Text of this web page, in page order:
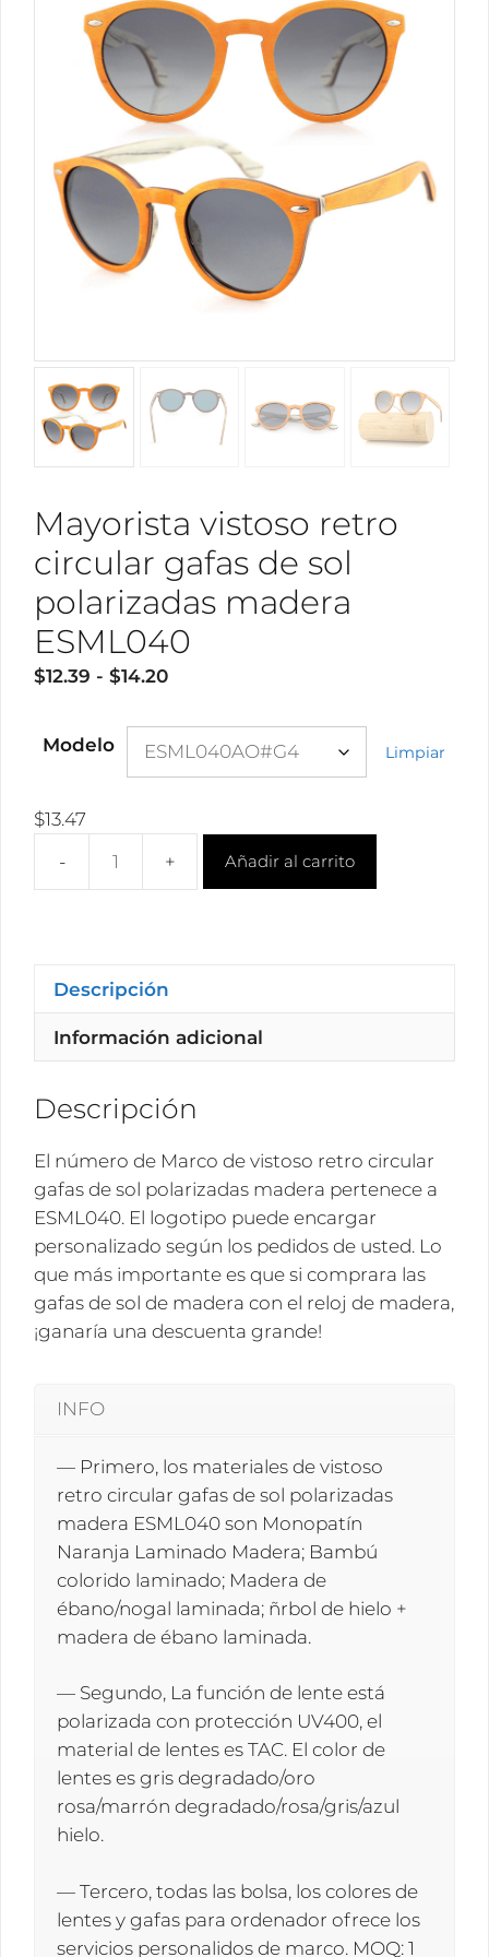
Mayorista vistoso retro
circular gafas de sol
polarizadas madera
ESML040
$12.39 - $14.20Rango
precios:
desde
Modelo Limpiar
$13.47
Mayorista
de
sol
cantidad
Añadir al carrito
Descripción
Información adicional
Descripción
El número de Marco de vistoso retro circular
gafas de sol polarizadas madera pertenece a
ESML040. El logotipo puede encargar
personalizado según los pedidos de usted. Lo
que más importante es que si comprara las
gafas de sol de madera con el reloj de madera,
¡ganaría una descuenta grande!
INFO
— Primero, los materiales de vistoso
retro circular gafas de sol polarizadas
madera ESML040 son Monopatín
Naranja Laminado Madera; Bambú
colorido laminado; Madera de
ébano/nogal laminada; ñrbol de hielo +
madera de ébano laminada.
— Segundo, La función de lente está
polarizada con protección UV400, el
material de lentes es TAC. El color de
lentes es gris degradado/oro
rosa/marrón degradado/rosa/gris/azul
hielo.
— Tercero, todas las bolsa, los colores de
lentes y gafas para ordenador ofrece los
servicios personalidos de marco. MOQ: 1